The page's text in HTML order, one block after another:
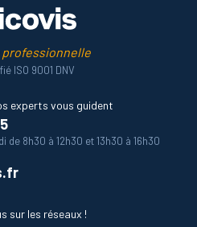
professionnelle
ISO 9001 DNV
experts vous guident
de 8h30 à 12h30 et 13h30 à 16h30
sur les réseaux !